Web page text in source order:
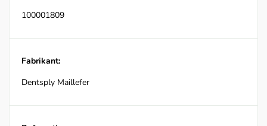
100001809
Fabrikant:
Dentsply Maillefer